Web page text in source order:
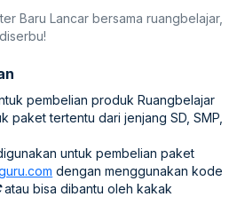
Baru Lancar bersama ruangbelajar,
pembelian produk Ruangbelajar
paket tertentu dari jenjang SD, SMP,
untuk pembelian paket
dengan menggunakan kode
atau bisa dibantu oleh kakak